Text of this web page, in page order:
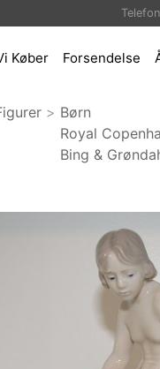
Køber Forsendelse
> Børn
Royal
Bing &